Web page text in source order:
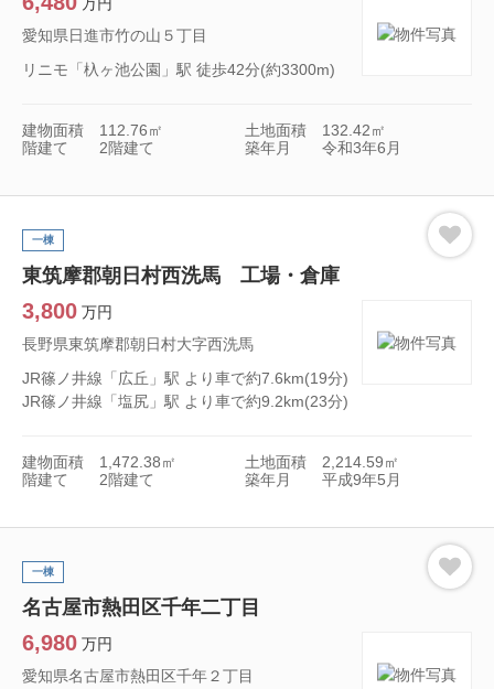
愛知県日進市竹の山５丁目
リニモ「杁ヶ池公園」駅 徒歩42分(約3300m)
建物面積 112.76㎡ 土地面積
132.42㎡
階建て
2階建て 築年月 令和3年6月
東筑摩郡朝日村西洗馬 工場・倉庫
一棟
3,800 万円
長野県東筑摩郡朝日村大字西洗馬
JR篠ノ井線「広丘」駅 より車で約7.6km(19分)
JR篠ノ井線「塩尻」駅 より車で約9.2km(23分)
建物面積 1,472.38㎡ 土地面積
2,214.59㎡
階建て
2階建て 築年月 平成9年5月
名古屋市熱田区千年二丁目
一棟
6,980 万円
愛知県名古屋市熱田区千年２丁目